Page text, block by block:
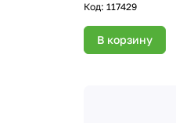
Код: 117429
В корзину